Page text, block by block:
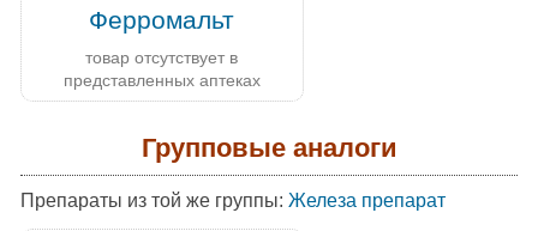
Ферромальт
товар отсутствует в
представленных аптеках
Групповые аналоги
Препараты из той же группы: Железа препарат